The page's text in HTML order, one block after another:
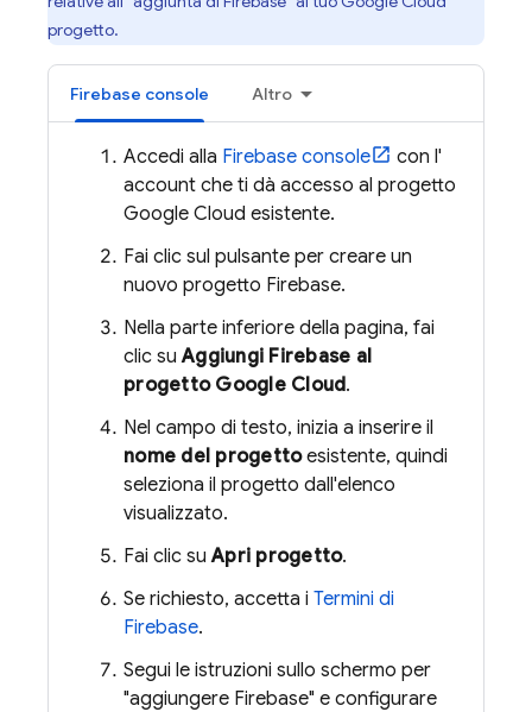
progetto.
Firebase console Altro
Accedi alla Firebase console
con l'
account che ti dà accesso al progetto
Google Cloud esistente.
Fai clic sul pulsante per creare un
nuovo progetto Firebase.
Nella parte inferiore della pagina, fai
clic suAggiungi Firebase al
progetto Google Cloud.
Nel campo di testo, inizia a inserire il
nome del progettoesistente, quindi
seleziona il progetto dall'elenco
visualizzato.
Fai clic suApri progetto.
Se richiesto, accetta i Termini di
Firebase.
Segui le istruzioni sullo schermo per
"aggiungere Firebase" e configurare